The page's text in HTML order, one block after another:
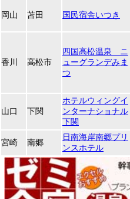
岡山 苫田 国民宿舎いつき
香川 高松市
四国高松温泉 ニ
ューグランデみま
つ
山口 下関
ホテルウィングイ
ンターナショナル
下関
宮崎 南郷
日南海岸南郷プリ
ンスホテル